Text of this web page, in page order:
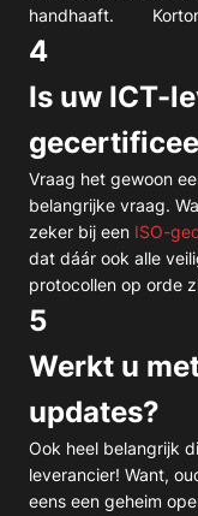
handhaaft.
4
Is uw ICT-
Vraag het gewoon
belangrijke vraag.
zeker bij een ISO-
dat dáár ook alle
protocollen op orde
5
Werkt u
updates?
Ook heel belangrijk
leverancier! Want,
eens een geheim